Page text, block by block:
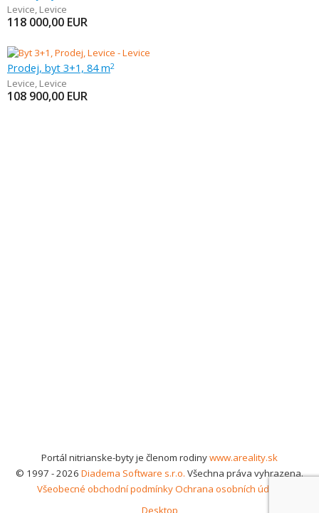
Levice, Levice
118 000,00 EUR
Prodej, byt 3+1, 84 m2
Levice, Levice
108 900,00 EUR
Portál nitrianske-byty je členom rodinywww.areality.sk
© 1997 - 2026 Diadema Software s.r.o. Všechna práva vyhrazena.
Všeobecné obchodní podmínkyOchrana osobních údajů
Desktop